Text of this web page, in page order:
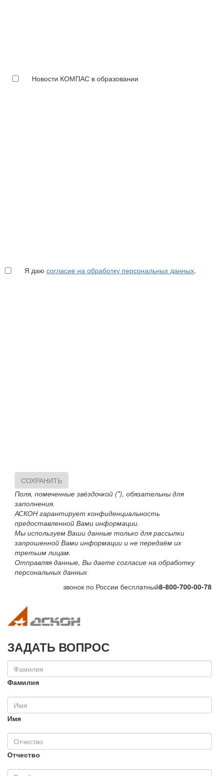
Новости КОМПАС в образовании
Я даю согласие на обработку персональных данных.
СОХРАНИТЬ
Поля, помеченные звёздочкой (*), обязательны для
заполнения.
АСКОН гарантирует конфиденциальность
предоставленной Вами информации.
Мы используем Ваши данные только для рассылки
запрошенной Вами информации и не передаём их
третьим лицам.
Отправляя данные, Вы даете согласие на обработку
персональных данных
звонок по России бесплатный8-800-700-00-78
ЗАДАТЬ ВОПРОС
Фамилия
Имя
Отчество